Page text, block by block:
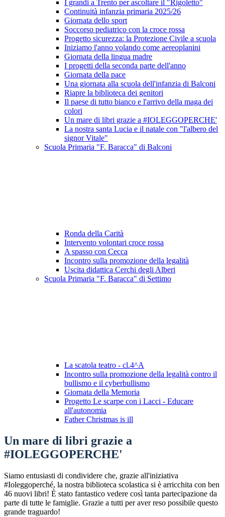
I grandi a Trento per ascoltare il "Rigoletto"
Continuità infanzia primaria 2025/26
Giornata dello sport
Soccorso pediatrico con la croce rossa
Progetto sicurezza: la Protezione Civile a scuola
Iniziamo l'anno volando come aereoplanini
Giornata della lingua madre
I progetti della seconda parte dell'anno
Giornata della pace
Una giornata alla scuola dell'infanzia di Balconi
Riapre la biblioteca dei genitori
Il paese di tutto bianco e l'arrivo della maga dei
colori
Un mare di libri grazie a #IOLEGGOPERCHE'
La nostra santa Lucia e il natale con "l'albero del
signor Vitale"
Scuola Primaria "F. Baracca" di Balconi
Ronda della Carità
Intervento volontari croce rossa
A spasso con Cecca
Incontro sulla promozione della legalità
Uscita didattica Cerchi degli Alberi
Scuola Primaria "F. Baracca" di Settimo
La scatola teatro - cl.4^A
Incontro sulla promozione della legalità contro il
bullismo e il cyberbullismo
Giornata della Memoria
Progetto Le scarpe con i Lacci - Educare
all'autonomia
Father Christmas is ill
Un mare di libri grazie a
#IOLEGGOPERCHE'
Siamo entusiasti di condividere che, grazie all'iniziativa
#Ioleggoperché, la nostra biblioteca scolastica si è arricchita con ben
46 nuovi libri! È stato fantastico vedere così tanta partecipazione da
parte di tutte le famiglie. Grazie a tutti per aver reso possibile questo
grande traguardo!